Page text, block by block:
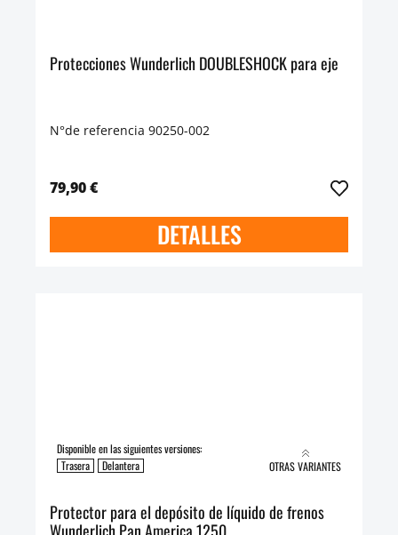
Protecciones Wunderlich DOUBLESHOCK para eje
N°de referencia 90250-002
79,90 €
DETALLES
Disponible en las siguientes versiones:
Trasera
Delantera OTRAS VARIANTES
Protector para el depósito de líquido de frenos
Wunderlich Pan America 1250